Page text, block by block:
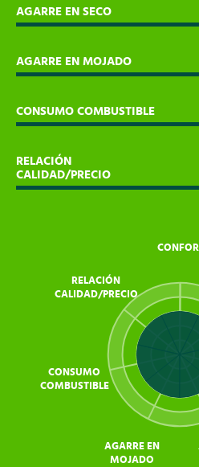
AGARRE EN SECO
AGARRE EN MOJADO
CONSUMO COMBUSTIBLE
RELACIÓN
CALIDAD/PRECIO
AGARRE EN
MOJADO
CONSUMO
COMBUSTIBLE
RELACIÓN
CALIDAD/PRECIO